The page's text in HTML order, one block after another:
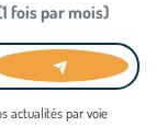
fois par mois)
actualités par voie